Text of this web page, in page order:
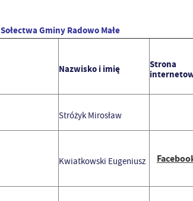
Sołectwa Gminy Radowo Małe
Nazwisko i imię
Strona
Stróżyk Mirosław
Kwiatkowski Eugeniusz